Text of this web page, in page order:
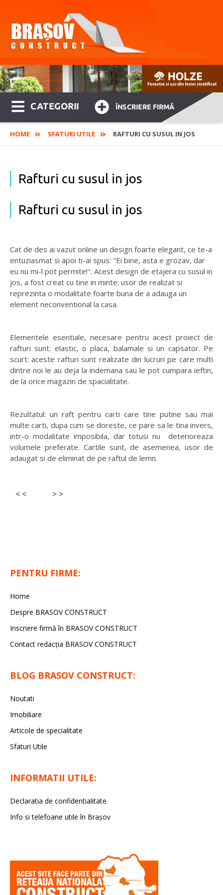
CATEGORII ÎNSCRIERE FIRMĂ
HOME SFATURI UTILE RAFTURI CU SUSUL IN JOS
Rafturi cu susul in jos
Rafturi cu susul in jos
Cat de des ai vazut online un design foarte elegant, ce te-a
entuziasmat si apoi ti-ai spus: "Ei bine, asta e grozav, dar
eu nu mi-l pot permite!". Acest design de etajera cu susul in
jos, a fost creat cu tine in minte: usor de realizat si
reprezinta o modalitate foarte buna de a adauga un
element neconventional la casa.
Elementele esentiale, necesare pentru acest proiect de
rafturi sunt: elastic, o placa, balamale si un capsator. Pe
scurt: aceste rafturi sunt realizate din lucruri pe care multi
dintre noi le au deja la indemana sau le pot cumpara ieftin,
de la orice magazin de spacialitate.
Rezultatul: un raft pentru carti care tine putine sau mai
multe carti, dupa cum se doreste, ce pare sa le tina invers,
intr-o modalitate imposibila, dar totusi nu deterioreaza
volumele preferate. Cartile sunt, de asemenea, usor de
adaugat si de eliminat de pe raftul de lemn.
< < > >
PENTRU FIRME:
Home
Despre BRASOV CONSTRUCT
Inscriere firmă în BRASOV CONSTRUCT
Contact redacţia BRASOV CONSTRUCT
BLOG BRASOV CONSTRUCT:
Noutati
Imobiliare
Articole de specialitate
Sfaturi Utile
INFORMATII UTILE:
Declaratia de confidentialitate
Info si telefoane utile în Braşov